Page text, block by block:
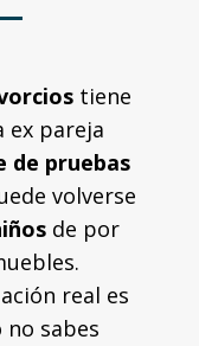
tiene
ex pareja
de pruebas
volverse
de por
real es
sabes